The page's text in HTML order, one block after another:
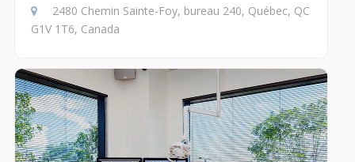
2480 Chemin Sainte-Foy, bureau 240, Québec, QC
G1V 1T6, Canada